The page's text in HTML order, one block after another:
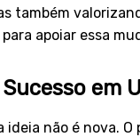
também
apoiar essa
em
ideia não é nova.